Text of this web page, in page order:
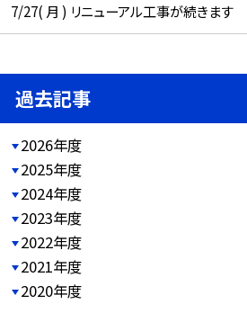
7/27( 月 ) リニューアル工事が続きます
過去記事
2026年度
2025年度
2024年度
2023年度
2022年度
2021年度
2020年度